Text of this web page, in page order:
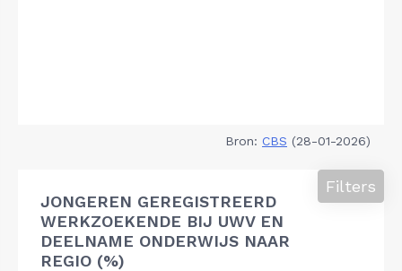
Bron: CBS (28-01-2026)
JONGEREN GEREGISTREERD
WERKZOEKENDE BIJ UWV EN
DEELNAME ONDERWIJS NAAR
REGIO (%)
Filters